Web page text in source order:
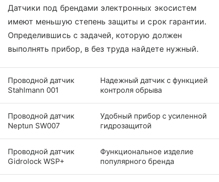
Датчики под брендами электронных экосистем
имеют меньшую степень защиты и срок гарантии.
Определившись с задачей, которую должен
выполнять прибор, в без труда найдете нужный.
Проводной датчик
Stahlmann 001
Надежный датчик с функцией
контроля обрыва
Проводной датчик
Neptun SW007
Удобный прибор с усиленной
гидрозащитой
Проводной датчик
Gidrolock WSP+
Функциональное изделие
популярного бренда